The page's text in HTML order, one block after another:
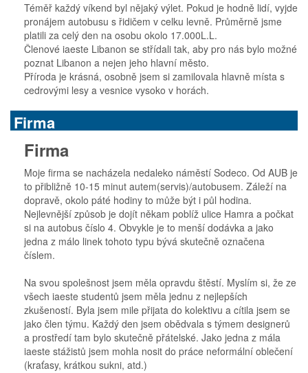
Téměř každý víkend byl nějaký výlet. Pokud je hodně lidí, vyjde
pronájem autobusu s řidičem v celku levně. Průměrně jsme
platili za celý den na osobu okolo 17.000L.L.
Členové iaeste Libanon se střídali tak, aby pro nás bylo možné
poznat Libanon a nejen jeho hlavní město.
Příroda je krásná, osobně jsem si zamilovala hlavně místa s
cedrovými lesy a vesnice vysoko v horách.
Firma
Firma
Moje firma se nacházela nedaleko náměstí Sodeco. Od AUB je
to přibližně 10-15 minut autem(servis)/autobusem. Záleží na
dopravě, okolo páté hodiny to může být i půl hodina.
Nejlevnější způsob je dojít někam poblíž ulice Hamra a počkat
si na autobus číslo 4. Obvykle je to menší dodávka a jako
jedna z málo linek tohoto typu bývá skutečně označena
číslem.
Na svou spolešnost jsem měla opravdu štěstí. Myslím si, že ze
všech iaeste studentů jsem měla jednu z nejlepších
zkušeností. Byla jsem mile přijata do kolektivu a cítila jsem se
jako člen týmu. Každý den jsem obědvala s týmem designerů
a prostředí tam bylo skutečně přátelské. Jako jedna z mála
iaeste stážistů jsem mohla nosit do práce neformální oblečení
(kraťasy, krátkou sukni, atd.)